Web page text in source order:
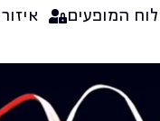
לוח המופעים